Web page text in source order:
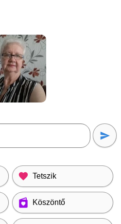
Tetszik
Köszöntő